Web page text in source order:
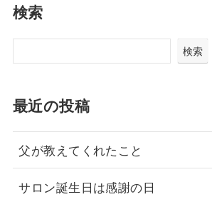
検索
検索
最近の投稿
父が教えてくれたこと
サロン誕生日は感謝の日